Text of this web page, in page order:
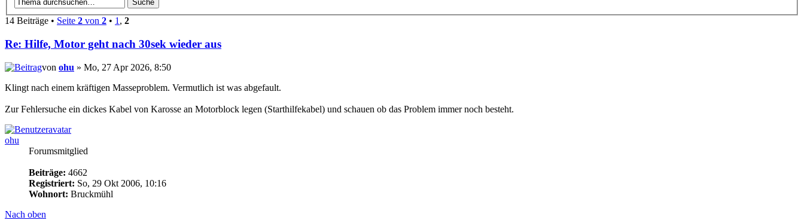
14 Beiträge • Seite 2 von 2 • 1 , 2
Re: Hilfe, Motor geht nach 30sek wieder aus
von ohu » Mo, 27 Apr 2026, 8:50
Klingt nach einem kräftigen Masseproblem. Vermutlich ist was abgefault.
Zur Fehlersuche ein dickes Kabel von Karosse an Motorblock legen (Starthilfekabel) und schauen ob das Problem immer noch besteht.
ohu
Forumsmitglied
Beiträge: 4662
Registriert: So, 29 Okt 2006, 10:16
Wohnort: Bruckmühl
Nach oben